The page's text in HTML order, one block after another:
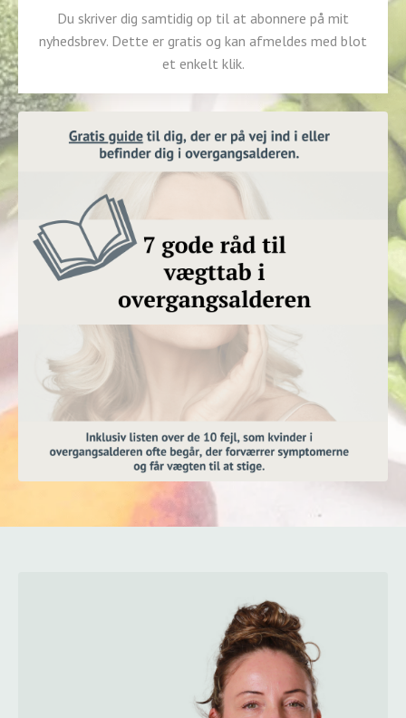
Du skriver dig samtidig op til at abonnere på mit
nyhedsbrev. Dette er gratis og kan afmeldes med blot
et enkelt klik.